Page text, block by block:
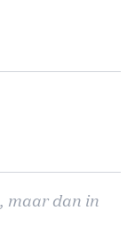
maar dan in